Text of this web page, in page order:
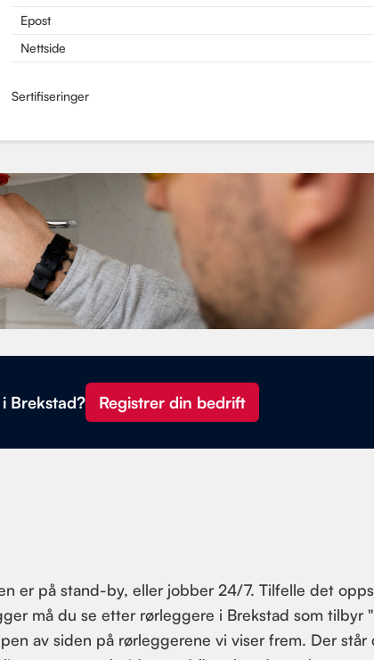
Epost
Nettside
Sertifiseringer
Brekstad? Registrer din bedrift
er på stand-by, eller jobber 24/7. Tilfelle det
må du se etter rørleggere i Brekstad som tilbyr
av siden på rørleggerene vi viser frem. Der står